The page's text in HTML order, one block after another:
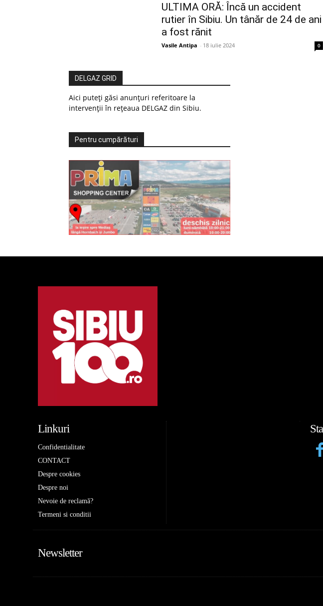
ULTIMA ORĂ: Încă un accident
rutier în Sibiu. Un tânăr de 24 de ani
a fost rănit
Vasile Antipa - 18 iulie 2024 0
DELGAZ GRID
Aici puteți găsi anunțuri referitoare la
intervenții în rețeaua DELGAZ din Sibiu.
Pentru cumpărături
Linkuri
Confidentialitate
CONTACT
Despre cookies
Despre noi
Nevoie de reclamă?
Termeni si conditii
Newsletter